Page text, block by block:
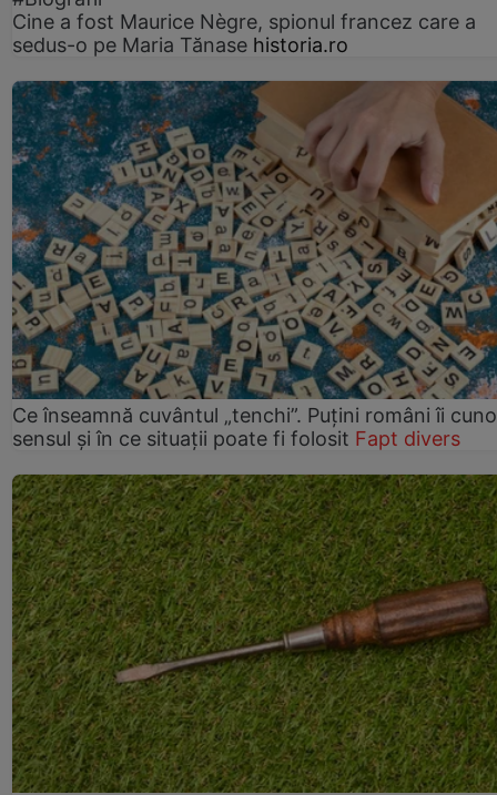
Cine a fost Maurice Nègre, spionul francez care a
sedus-o pe Maria Tănase historia.ro
Ce înseamnă cuvântul „tenchi”. Puțini români îi
sensul și în ce situații poate fi folosit Fapt divers